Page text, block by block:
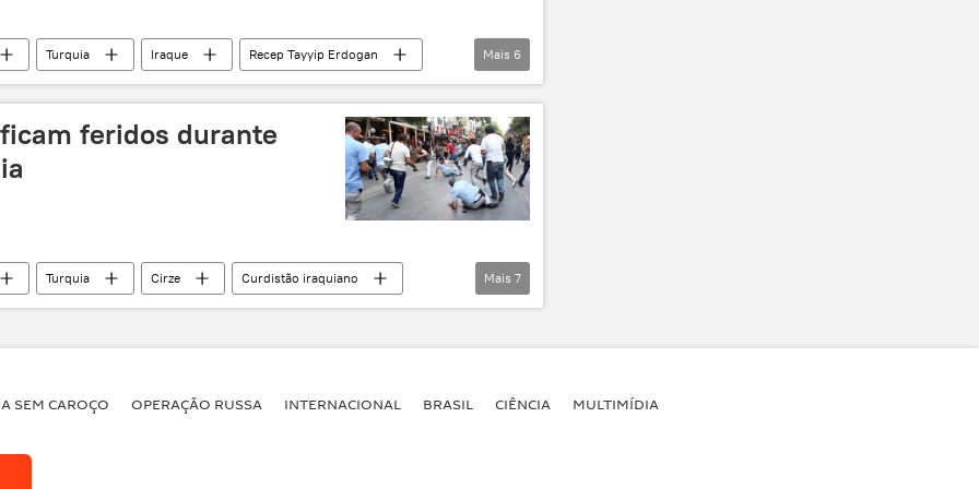
Turquia Iraque
Recep Tayyip Erdogan
F-16 terrorismo
bombardeios
Mais 6
feridos durante
Turquia Cirze
Curdistão iraquiano
PKK HaberTurk
conflitos
Mais 7
SEM CAROÇO OPERAÇÃO RUSSA INTERNACIONAL BRASIL CIÊNCIA MULTIMÍDIA